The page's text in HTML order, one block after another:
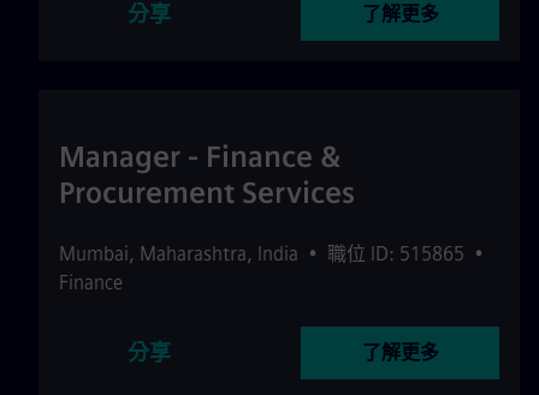
分享 了解更多
Manager - Finance &
Procurement Services
Mumbai, Maharashtra, India • 職位 ID: 515865 •
Finance
分享 了解更多